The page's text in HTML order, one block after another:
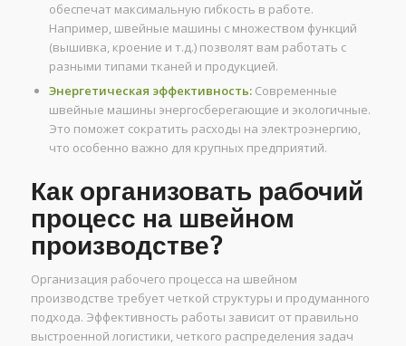
обеспечат максимальную гибкость в работе.
Например, швейные машины с множеством функций
(вышивка, кроение и т.д.) позволят вам работать с
разными типами тканей и продукцией.
Энергетическая эффективность:Современные
швейные машины энергосберегающие и экологичные.
Это поможет сократить расходы на электроэнергию,
что особенно важно для крупных предприятий.
Как организовать рабочий
процесс на швейном
производстве?
Организация рабочего процесса на швейном
производстве требует четкой структуры и продуманного
подхода. Эффективность работы зависит от правильно
выстроенной логистики, четкого распределения задач